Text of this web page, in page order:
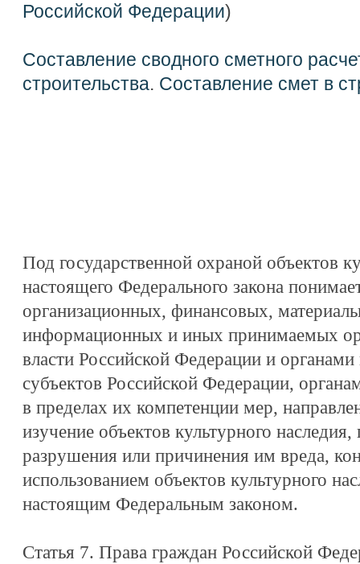
Российской Федерации)
Составление сводного сметного
строительства. Составление смет в
Под государственной охраной объектов
настоящего Федерального закона
организационных, финансовых,
информационных и иных принимаемых
власти Российской Федерации и органами
субъектов Российской Федерации,
в пределах их компетенции мер,
изучение объектов культурного
разрушения или причинения им вреда,
использованием объектов культурного
настоящим Федеральным законом.
Статья 7. Права граждан Российской